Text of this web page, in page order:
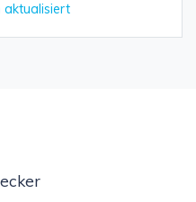
aktualisiert